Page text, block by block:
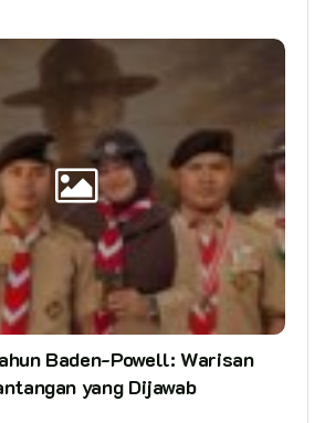
Baden-Powell: Warisan
yang Dijawab